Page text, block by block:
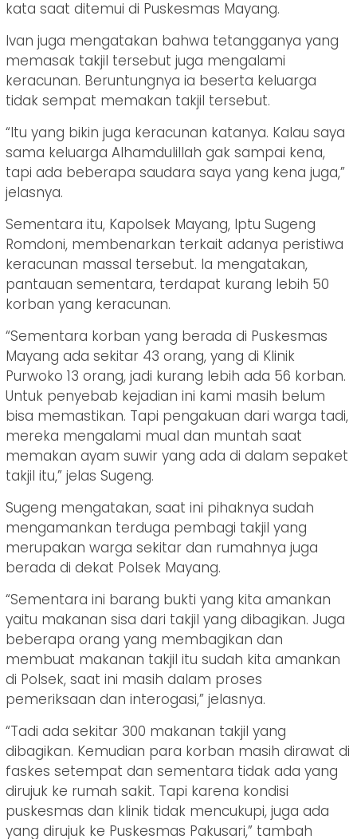
kata saat ditemui di Puskesmas Mayang.
Ivan juga mengatakan bahwa tetangganya yang
memasak takjil tersebut juga mengalami
keracunan. Beruntungnya ia beserta keluarga
tidak sempat memakan takjil tersebut.
“Itu yang bikin juga keracunan katanya. Kalau saya
sama keluarga Alhamdulillah gak sampai kena,
tapi ada beberapa saudara saya yang kena juga,”
jelasnya.
Sementara itu, Kapolsek Mayang, Iptu Sugeng
Romdoni, membenarkan terkait adanya peristiwa
keracunan massal tersebut. Ia mengatakan,
pantauan sementara, terdapat kurang lebih 50
korban yang keracunan.
“Sementara korban yang berada di Puskesmas
Mayang ada sekitar 43 orang, yang di Klinik
Purwoko 13 orang, jadi kurang lebih ada 56 korban.
Untuk penyebab kejadian ini kami masih belum
bisa memastikan. Tapi pengakuan dari warga tadi,
mereka mengalami mual dan muntah saat
memakan ayam suwir yang ada di dalam sepaket
takjil itu,” jelas Sugeng.
Sugeng mengatakan, saat ini pihaknya sudah
mengamankan terduga pembagi takjil yang
merupakan warga sekitar dan rumahnya juga
berada di dekat Polsek Mayang.
“Sementara ini barang bukti yang kita amankan
yaitu makanan sisa dari takjil yang dibagikan. Juga
beberapa orang yang membagikan dan
membuat makanan takjil itu sudah kita amankan
di Polsek, saat ini masih dalam proses
pemeriksaan dan interogasi,” jelasnya.
“Tadi ada sekitar 300 makanan takjil yang
dibagikan. Kemudian para korban masih dirawat di
faskes setempat dan sementara tidak ada yang
dirujuk ke rumah sakit. Tapi karena kondisi
puskesmas dan klinik tidak mencukupi, juga ada
yang dirujuk ke Puskesmas Pakusari,” tambah